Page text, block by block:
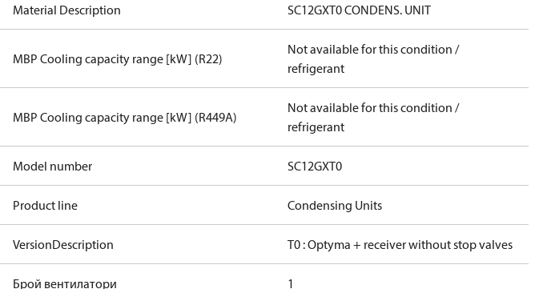
Material Description SC12GXT0 CONDENS. UNIT
MBP Cooling capacity range [kW] (R22)
Not available for this condition /
refrigerant
MBP Cooling capacity range [kW] (R449A)
Not available for this condition /
refrigerant
Model number SC12GXT0
Product line Condensing Units
VersionDescription T0 : Optyma + receiver without stop valves
Брой вентилатори 1